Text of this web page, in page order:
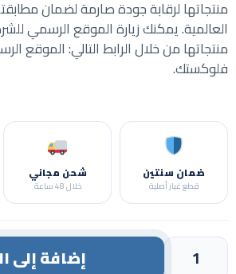
منتجاتها لرقابة جودة صارمة لضمان
العالمية. يمكنك زيارة الموقع الرسمي
منتجاتها من خلال الرابط التالي:الموقع
فلوكستك.
ضمان سنتين
قطع غيار أصلية
شحن مجاني
خلال 48 ساعة
إضافة إلى